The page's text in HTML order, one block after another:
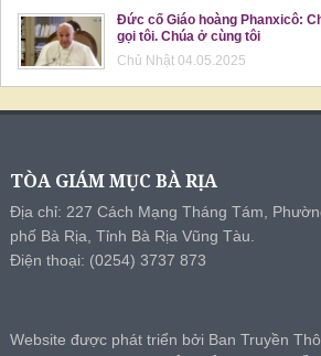
Đức cố Giáo hoàng Phanxicô:
gọi tôi. Chúa ở cùng tôi
Chủ Nhật 04.05.2025
TÒA GIÁM MỤC BÀ RỊA
Địa chỉ: 227 Cách Mạng Tháng Tám,
phố Bà Rịa, Tỉnh Bà Rịa Vũng Tàu.
Điện thoại: (0254) 3737 873
Website được phát triển bởi Ban Truyền